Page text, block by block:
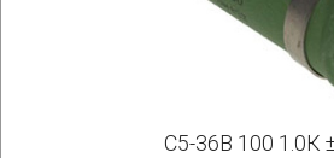
С5-36В 100 1.0К